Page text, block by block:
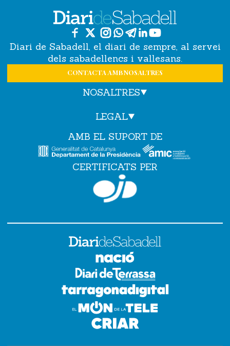
Diari de Sabadell, el diari de sempre, al servei
dels sabadellencs i vallesans.
CONTACTA AMB NOSALTRES
NOSALTRES
LEGAL
AMB EL SUPORT DE
CERTIFICATS PER